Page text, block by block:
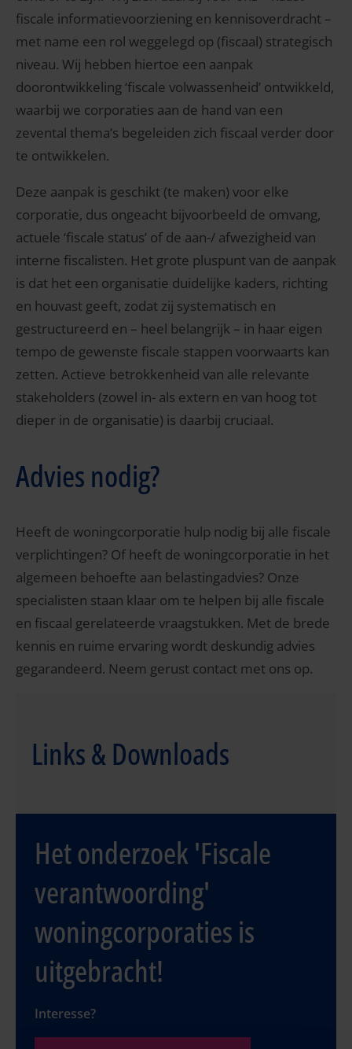
fiscale informatievoorziening en kennisoverdracht –
met name een rol weggelegd op (fiscaal) strategisch
niveau. Wij hebben hiertoe een aanpak
doorontwikkeling ‘fiscale volwassenheid’ ontwikkeld,
waarbij we corporaties aan de hand van een
zevental thema’s begeleiden zich fiscaal verder door
te ontwikkelen.
Deze aanpak is geschikt (te maken) voor elke
corporatie, dus ongeacht bijvoorbeeld de omvang,
actuele ‘fiscale status’ of de aan-/ afwezigheid van
interne fiscalisten. Het grote pluspunt van de aanpak
is dat het een organisatie duidelijke kaders, richting
en houvast geeft, zodat zij systematisch en
gestructureerd en – heel belangrijk – in haar eigen
tempo de gewenste fiscale stappen voorwaarts kan
zetten. Actieve betrokkenheid van alle relevante
stakeholders (zowel in- als extern en van hoog tot
dieper in de organisatie) is daarbij cruciaal.
Advies nodig?
Heeft de woningcorporatie hulp nodig bij alle fiscale
verplichtingen? Of heeft de woningcorporatie in het
algemeen behoefte aan belastingadvies? Onze
specialisten staan klaar om te helpen bij alle fiscale
en fiscaal gerelateerde vraagstukken. Met de brede
kennis en ruime ervaring wordt deskundig advies
gegarandeerd. Neem gerust contact met ons op.
Links & Downloads
Het onderzoek 'Fiscale
verantwoording'
woningcorporaties is
uitgebracht!
Interesse?